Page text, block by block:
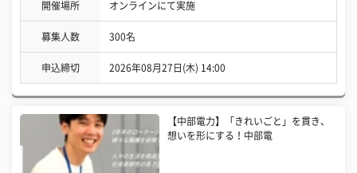
開催場所 オンラインにて実施
募集人数 300名
申込締切 2026年08月27日(木) 14:00
【中部電力】「きれいごと」を貫き、
想いを形にする！中部電